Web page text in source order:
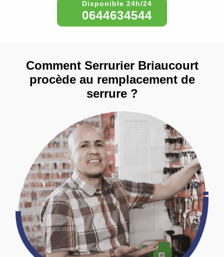
0644634544
Comment Serrurier Briaucourt
procède au remplacement de
serrure ?